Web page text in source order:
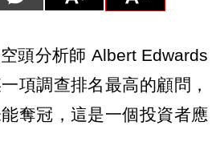
頭分析師 Albert Edwards
項調查排名最高的顧問，
奪冠，這是一個投資者應